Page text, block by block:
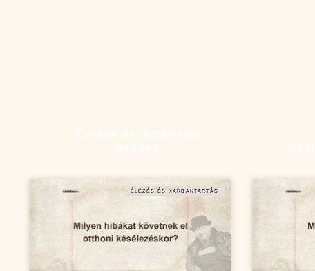
ÉLEZÉS ÉS KARBANTARTÁS